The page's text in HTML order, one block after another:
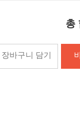
총
장바구니 담기